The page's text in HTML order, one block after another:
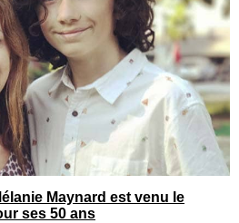
Maynard est venu le
ses 50 ans